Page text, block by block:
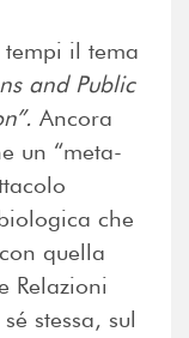
il tema
and Public
Ancora
un “meta-
che
quella
Relazioni
stessa, sul